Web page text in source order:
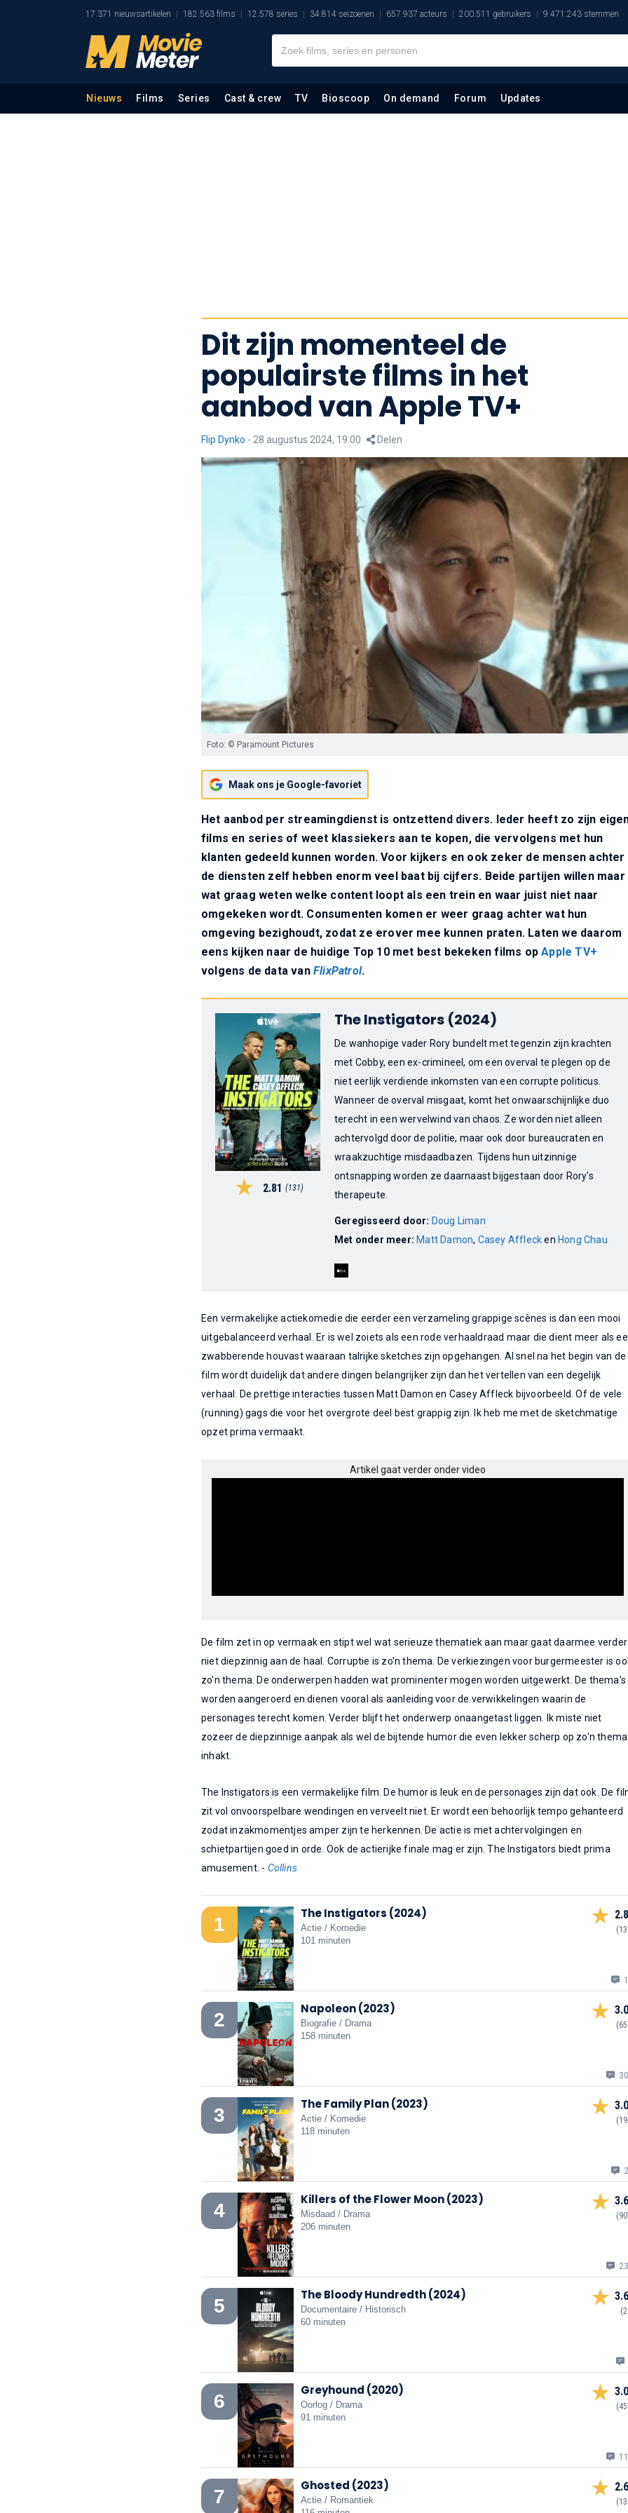
17.371 nieuwsartikelen 182.563 films 12.578 series 34.814 seizoenen 657.937 acteurs 200.511 gebruikers 9.471.243 stemmen
Nieuws Films Series Cast & crew TV Bioscoop On demand Forum Updates
Dit zijn momenteel de
populairste films in het
aanbod van Apple TV+
Flip Dynko - 28 augustus 2024, 19:00 Delen
Foto: © Paramount Pictures
Maak ons je Google-favoriet
Het aanbod per streamingdienst is ontzettend divers. Ieder heeft zo zijn
films en series of weet klassiekers aan te kopen, die vervolgens met hun
klanten gedeeld kunnen worden. Voor kijkers en ook zeker de mensen achter
de diensten zelf hebben enorm veel baat bij cijfers. Beide partijen willen maar
wat graag weten welke content loopt als een trein en waar juist niet naar
omgekeken wordt. Consumenten komen er weer graag achter wat hun
omgeving bezighoudt, zodat ze erover mee kunnen praten. Laten we daarom
eens kijken naar de huidige Top 10 met best bekeken films opApple TV+
volgens de data van FlixPatrol.
2.81 (131)
The Instigators (2024)
De wanhopige vader Rory bundelt met tegenzin zijn krachten
met Cobby, een ex-crimineel, om een overval te plegen op de
niet eerlijk verdiende inkomsten van een corrupte politicus.
Wanneer de overval misgaat, komt het onwaarschijnlijke duo
terecht in een wervelwind van chaos. Ze worden niet alleen
achtervolgd door de politie, maar ook door bureaucraten en
wraakzuchtige misdaadbazen. Tijdens hun uitzinnige
ontsnapping worden ze daarnaast bijgestaan door Rory's
therapeute.
Geregisseerd door: Doug Liman
Met onder meer:Matt Damon, Casey AffleckenHong Chau
Een vermakelijke actiekomedie die eerder een verzameling grappige scènes is dan een mooi
uitgebalanceerd verhaal. Er is wel zoiets als een rode verhaaldraad maar die dient meer als
zwabberende houvast waaraan talrijke sketches zijn opgehangen. Al snel na het begin van de
film wordt duidelijk dat andere dingen belangrijker zijn dan het vertellen van een degelijk
verhaal. De prettige interacties tussen Matt Damon en Casey Affleck bijvoorbeeld. Of de vele
(running) gags die voor het overgrote deel best grappig zijn. Ik heb me met de sketchmatige
opzet prima vermaakt.
Artikel gaat verder onder video
De film zet in op vermaak en stipt wel wat serieuze thematiek aan maar gaat daarmee verder
niet diepzinnig aan de haal. Corruptie is zo'n thema. De verkiezingen voor burgermeester is
zo'n thema. De onderwerpen hadden wat prominenter mogen worden uitgewerkt. De thema's
worden aangeroerd en dienen vooral als aanleiding voor de verwikkelingen waarin de
personages terecht komen. Verder blijft het onderwerp onaangetast liggen. Ik miste niet
zozeer de diepzinnige aanpak als wel de bijtende humor die even lekker scherp op zo'n thema
inhakt.
The Instigators is een vermakelijke film. De humor is leuk en de personages zijn dat ook. De
zit vol onvoorspelbare wendingen en verveelt niet. Er wordt een behoorlijk tempo gehanteerd
zodat inzakmomentjes amper zijn te herkennen. De actie is met achtervolgingen en
schietpartijen goed in orde. Ook de actierijke finale mag er zijn. The Instigators biedt prima
amusement. - Collins
1
The Instigators (2024)
Actie / Komedie
101 minuten
2
Napoleon (2023)
Biografie / Drama
158 minuten
3
The Family Plan (2023)
Actie / Komedie
118 minuten
4
Killers of the Flower Moon (2023)
Misdaad / Drama
206 minuten
5
The Bloody Hundredth (2024)
Documentaire / Historisch
60 minuten
6
Greyhound (2020)
Oorlog / Drama
91 minuten
7
Ghosted (2023)
Actie / Romantiek